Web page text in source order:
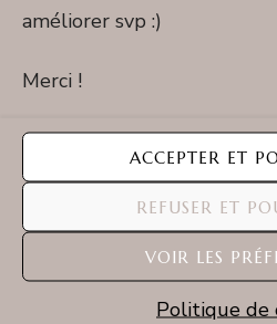
améliorer svp :)
Merci !
ACCEPTER ET
REFUSER ET
VOIR LES
Politique de